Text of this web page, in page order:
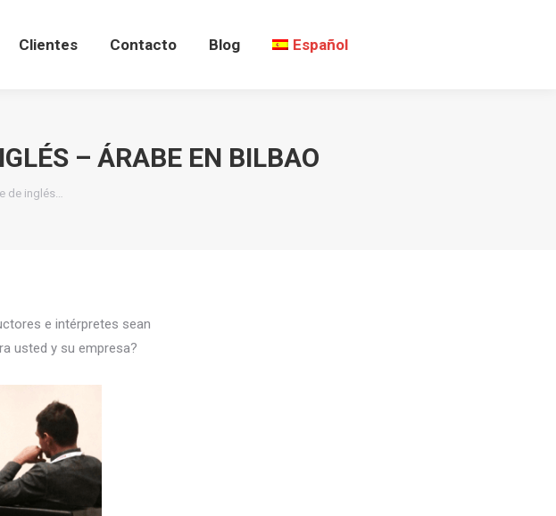
Clientes Contacto Blog Español
– ÁRABE EN BILBAO
de inglés…
e intérpretes sean
usted y su empresa?